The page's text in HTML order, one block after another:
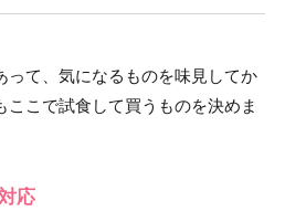
って、気になるものを味見してか
ここで試食して買うものを決めま
応